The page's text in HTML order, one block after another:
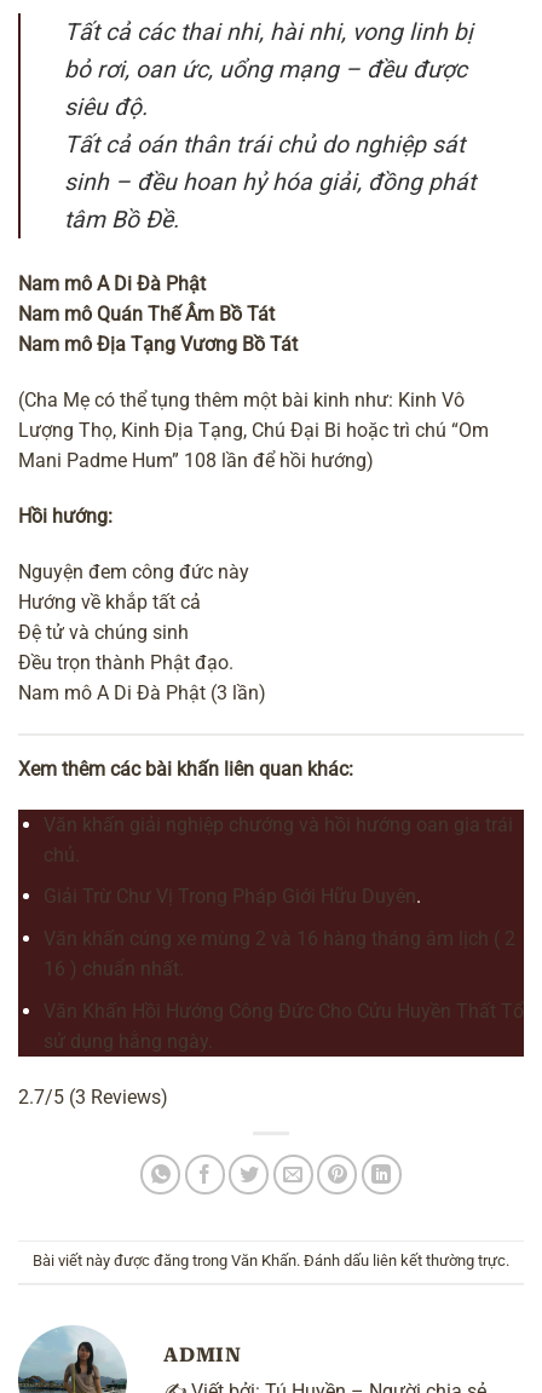
Tất cả các thai nhi, hài nhi, vong linh bị
bỏ rơi, oan ức, uổng mạng – đều được
siêu độ.
Tất cả oán thân trái chủ do nghiệp sát
sinh – đều hoan hỷ hóa giải, đồng phát
tâm Bồ Đề.
Nam mô A Di Đà Phật
Nam mô Quán Thế Âm Bồ Tát
Nam mô Địa Tạng Vương Bồ Tát
(Cha Mẹ có thể tụng thêm một bài kinh như: Kinh Vô
Lượng Thọ, Kinh Địa Tạng, Chú Đại Bi hoặc trì chú “Om
Mani Padme Hum” 108 lần để hồi hướng)
Hồi hướng:
Nguyện đem công đức này
Hướng về khắp tất cả
Đệ tử và chúng sinh
Đều trọn thành Phật đạo.
Nam mô A Di Đà Phật (3 lần)
Xem thêm các bài khấn liên quan khác:
Văn khấn giải nghiệp chướng và hồi hướng oan gia trái
chủ.
Giải Trừ Chư Vị Trong Pháp Giới Hữu Duyên.
Văn khấn cúng xe mùng 2 và 16 hàng tháng âm lịch ( 2
16 ) chuẩn nhất.
Văn Khấn Hồi Hướng Công Đức Cho Cửu Huyền Thất Tổ
sử dụng hằng ngày.
2.7/5 (3 Reviews)
Bài viết này được đăng trong Văn Khấn. Đánh dấu liên kết thường trực.
ADMIN